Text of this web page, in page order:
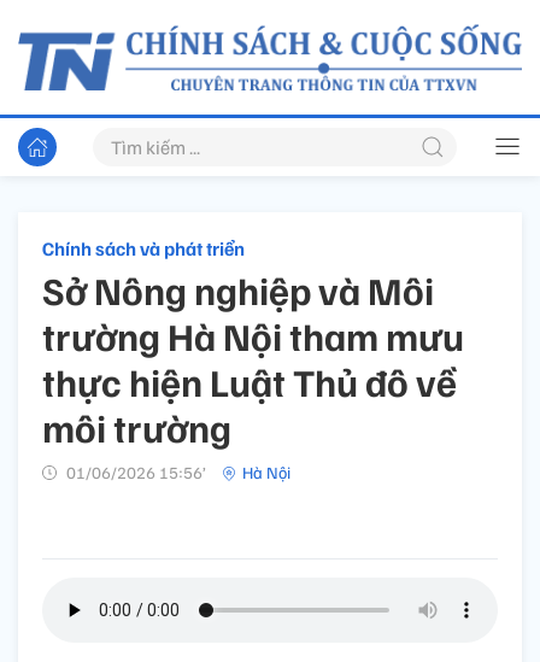
Chính sách và phát triển
Sở Nông nghiệp và Môi
trường Hà Nội tham mưu
thực hiện Luật Thủ đô về
môi trường
01/06/2026 15:56’ Hà Nội